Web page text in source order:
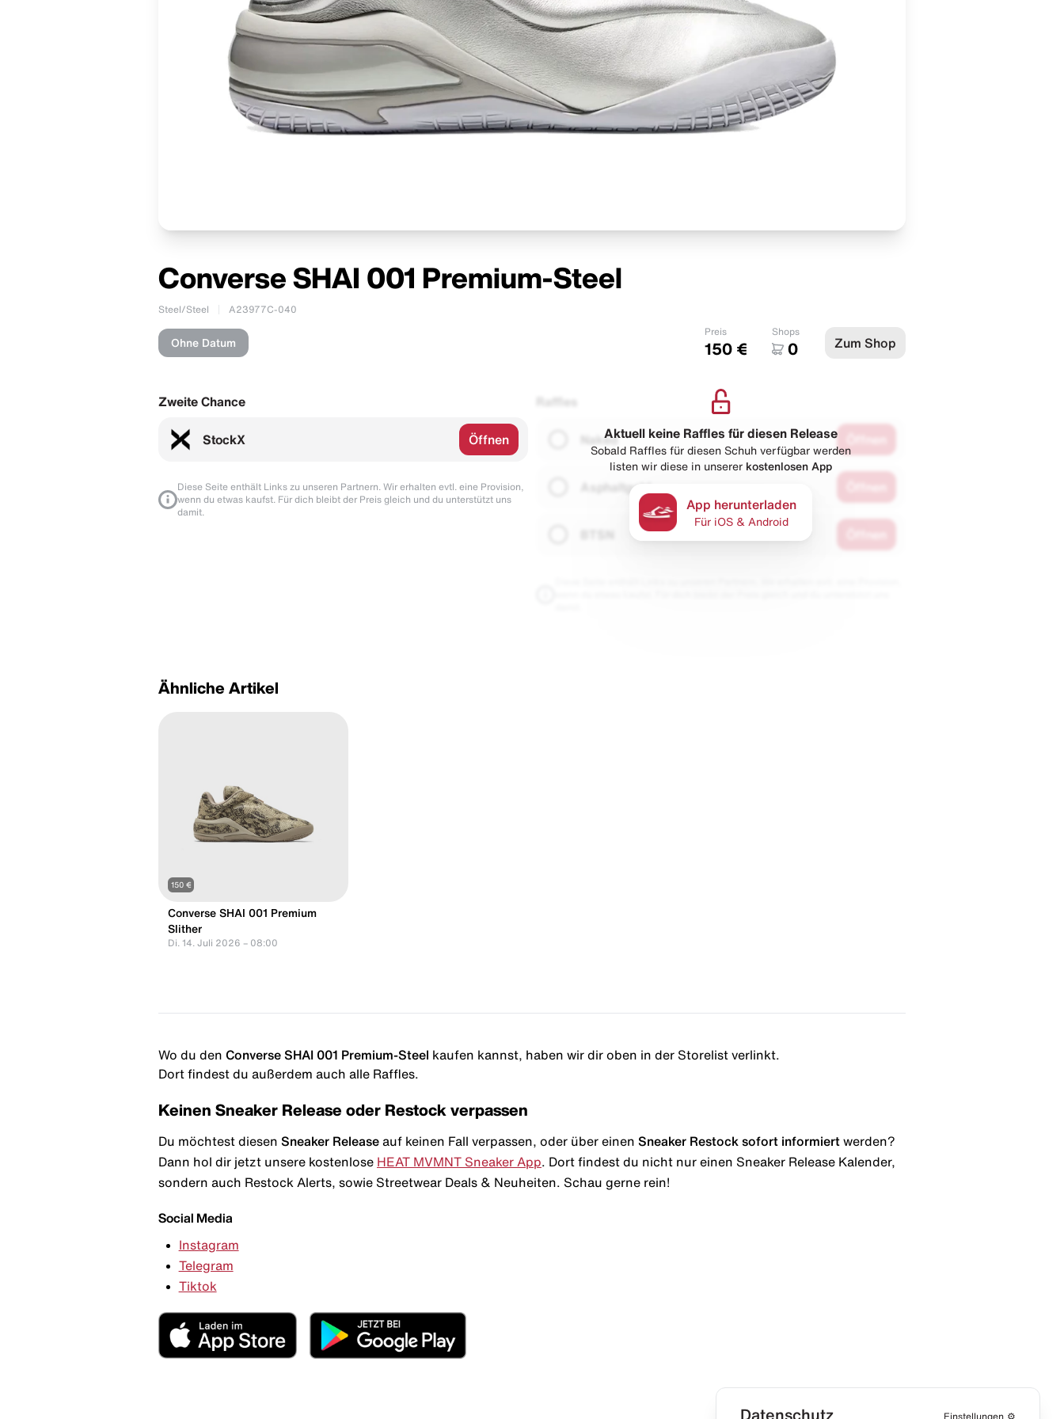
Converse SHAI 001 Premium-Steel
Steel/Steel A23977C-040
Ohne Datum
Preis
150 €
Shops
0 Zum Shop
Zweite Chance
StockX Öffnen
Diese Seite enthält Links zu unseren Partnern. Wir erhalten evtl. eine Provision,
wenn du etwas kaufst. Für dich bleibt der Preis gleich und du unterstützt uns
damit.
Raffles
Naked
Asphaltgold
Aktuell keine Raffles für diesen Release
Sobald Raffles für diesen Schuh verfügbar werden
listen wir diese in unserer kostenlosen App
App herunterladen
Für iOS & Android
Ähnliche Artikel
150 €
Converse SHAI 001 Premium
Slither
Di. 14. Juli 2026 – 08:00
Wo du den Converse SHAI 001 Premium-Steel kaufen kannst, haben wir dir oben in der Storelist verlinkt.
Dort findest du außerdem auch alle Raffles.
Keinen Sneaker Release oder Restock verpassen
Du möchtest diesen Sneaker Release auf keinen Fall verpassen, oder über einen Sneaker Restock sofort informiert werden?
Dann hol dir jetzt unsere kostenlose HEAT MVMNT Sneaker App . Dort findest du nicht nur einen Sneaker Release Kalender,
sondern auch Restock Alerts, sowie Streetwear Deals & Neuheiten. Schau gerne rein!
Social Media
Instagram
Telegram
Tiktok
Datenschutz Einstellungen ⚙️